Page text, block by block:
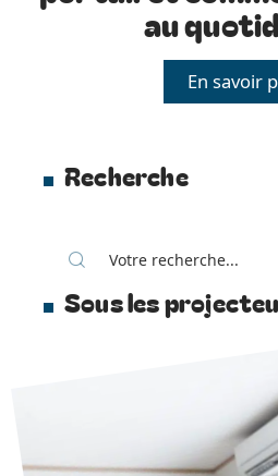
au
En savoir
Recherche
Sous les